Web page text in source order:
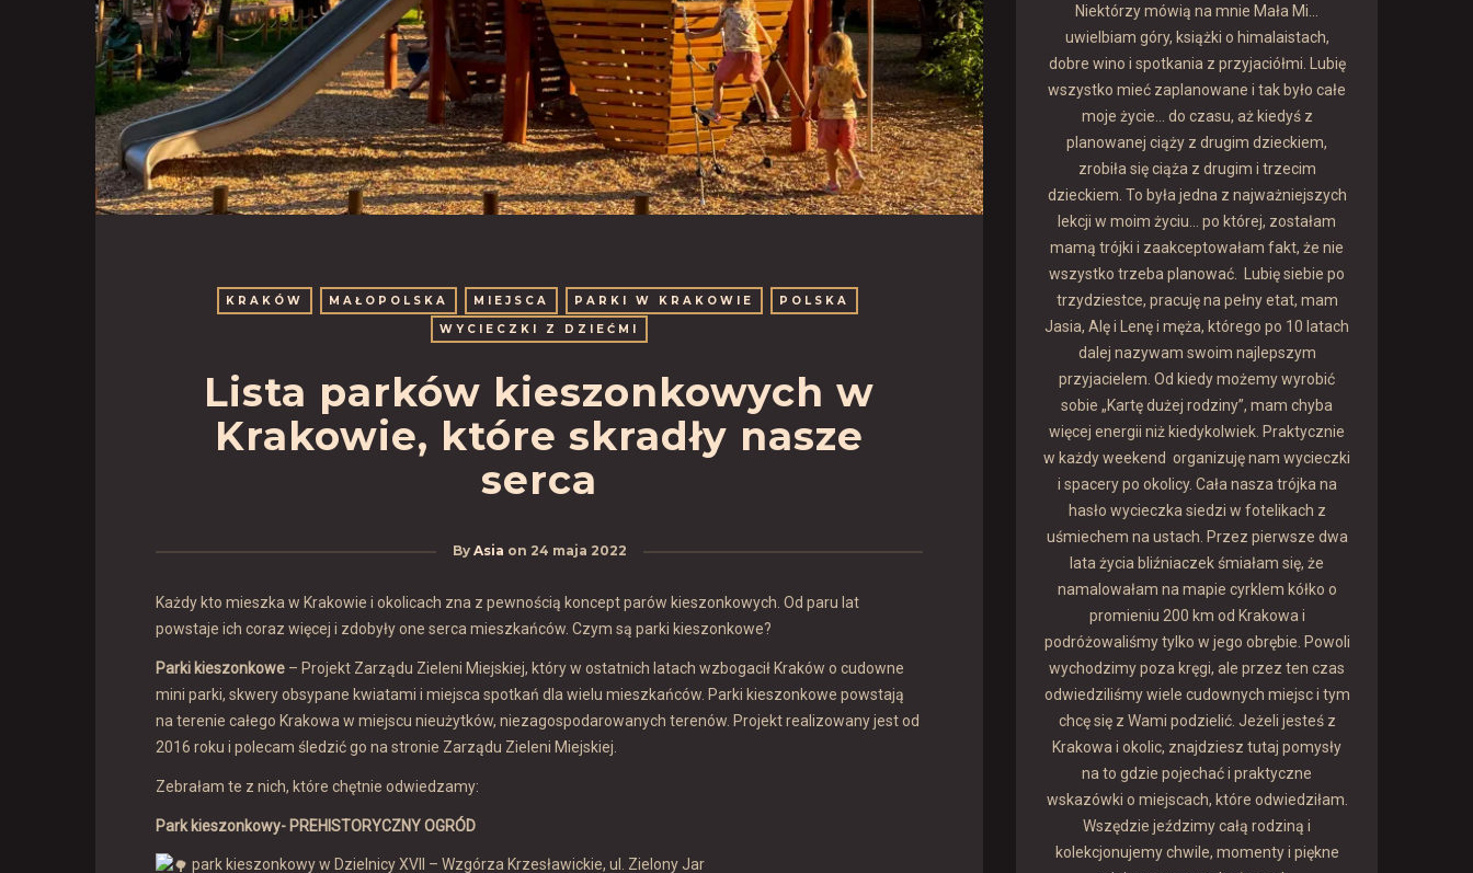
KRAKÓW MAŁOPOLSKA MIEJSCA PARKI W KRAKOWIE
POLSKA
WYCIECZKI Z DZIEĆMI
Lista parków kieszonkowych w
Krakowie, które skradły nasze
serca
By Asia on 24 maja 2022
Każdy kto mieszka w Krakowie i okolicach zna z pewnością koncept parów kieszonkowych. Od paru lat
powstaje ich coraz więcej i zdobyły one serca mieszkańców. Czym są parki kieszonkowe?
Parki kieszonkowe – Projekt Zarządu Zieleni Miejskiej, który w ostatnich latach wzbogacił Kraków o cudowne
mini parki, skwery obsypane kwiatami i miejsca spotkań dla wielu mieszkańców. Parki kieszonkowe powstają
na terenie całego Krakowa w miejscu nieużytków, niezagospodarowanych terenów. Projekt realizowany jest od
2016 roku i polecam śledzić go na stronie Zarządu Zieleni Miejskiej.
Zebrałam te z nich, które chętnie odwiedzamy:
Park kieszonkowy- PREHISTORYCZNY OGRÓD
park kieszonkowy w Dzielnicy XVII – Wzgórza Krzesławickie, ul. Zielony Jar
Niektórzy mówią na mnie Mała Mi...
uwielbiam góry, książki o himalaistach,
dobre wino i spotkania z przyjaciółmi. Lubię
wszystko mieć zaplanowane i tak było całe
moje życie… do czasu, aż kiedyś z
planowanej ciąży z drugim dzieckiem,
zrobiła się ciąża z drugim i trzecim
dzieckiem. To była jedna z najważniejszych
lekcji w moim życiu... po której, zostałam
mamą trójki i zaakceptowałam fakt, że nie
wszystko trzeba planować. Lubię siebie po
trzydziestce, pracuję na pełny etat, mam
Jasia, Alę i Lenę i męża, którego po 10 latach
dalej nazywam swoim najlepszym
przyjacielem. Od kiedy możemy wyrobić
sobie „Kartę dużej rodziny”, mam chyba
więcej energii niż kiedykolwiek. Praktycznie
w każdy weekend organizuję nam wycieczki
i spacery po okolicy. Cała nasza trójka na
hasło wycieczka siedzi w fotelikach z
uśmiechem na ustach. Przez pierwsze dwa
lata życia bliźniaczek śmiałam się, że
namalowałam na mapie cyrklem kółko o
promieniu 200 km od Krakowa i
podróżowaliśmy tylko w jego obrębie. Powoli
wychodzimy poza kręgi, ale przez ten czas
odwiedziliśmy wiele cudownych miejsc i tym
chcę się z Wami podzielić. Jeżeli jesteś z
Krakowa i okolic, znajdziesz tutaj pomysły
na to gdzie pojechać i praktyczne
wskazówki o miejscach, które odwiedziłam.
Wszędzie jeździmy całą rodziną i
kolekcjonujemy chwile, momenty i piękne